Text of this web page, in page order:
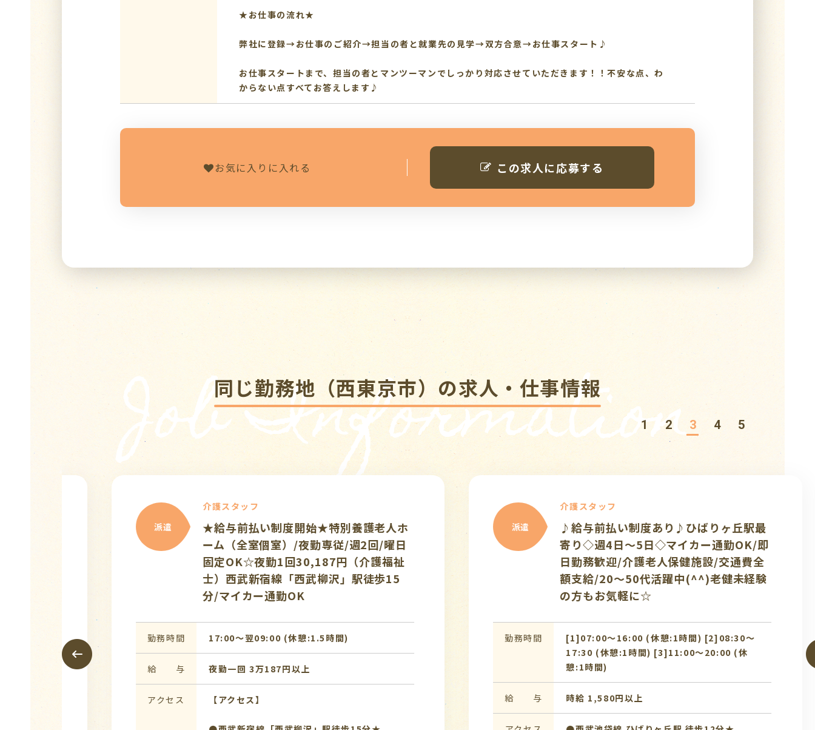
★お仕事の流れ★
弊社に登録→お仕事のご紹介→担当の者と就業先の見学→双方合意→お仕事スタート♪
お仕事スタートまで、担当の者とマンツーマンでしっかり対応させていただきます！！不安な点、わ
からない点すべてお答えします♪
お気に入りに入れる この求人に応募する
Job Information
同じ勤務地（西東京市）の求人・仕事情報
介護スタッフ
♪給与前払い制度あり♪ひばりヶ丘駅最
寄り◇週4日～5日◇マイカー通勤OK/即
日勤務歓迎/介護老人保健施設/交通費全
額支給/20～50代活躍中(^^)老健未経験
の方もお気軽に☆
[1]07:00〜16:00 (休憩:1時間) [2]08:30〜
17:30 (休憩:1時間) [3]11:00〜20:00 (休
憩:1時間)
時給 1,580円以上
介護スタッフ
♪給与前払い制度あり♪小規模デイサー
ビスでのお仕事♪利用者8人～10人の見
守り業務◇経験があれば資格不問/土日祝
休み◇武蔵境駅最寄り◇
勤務時間 10:00〜19:00 (休憩:1時間)
時給 1,580円以上
中央線「武蔵境駅」より徒歩
又はバス
1 2 3 4 5